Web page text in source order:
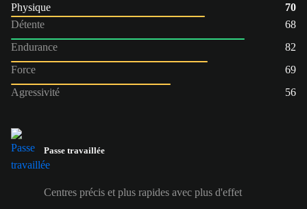
Physique
70
Détente
68
Endurance
82
Force
69
Agressivité
56
Passe travaillée
Centres précis et plus rapides avec plus d'effet